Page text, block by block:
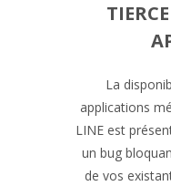
La
applications
LINE est
un bug
de vos